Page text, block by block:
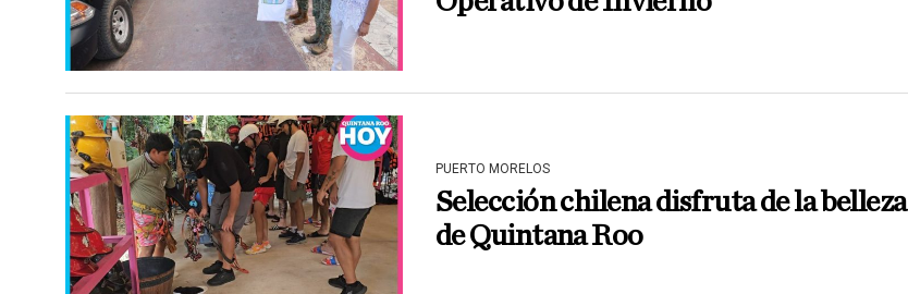
PUERTO MORELOS
Selección chilena disfruta de la belleza
de Quintana Roo